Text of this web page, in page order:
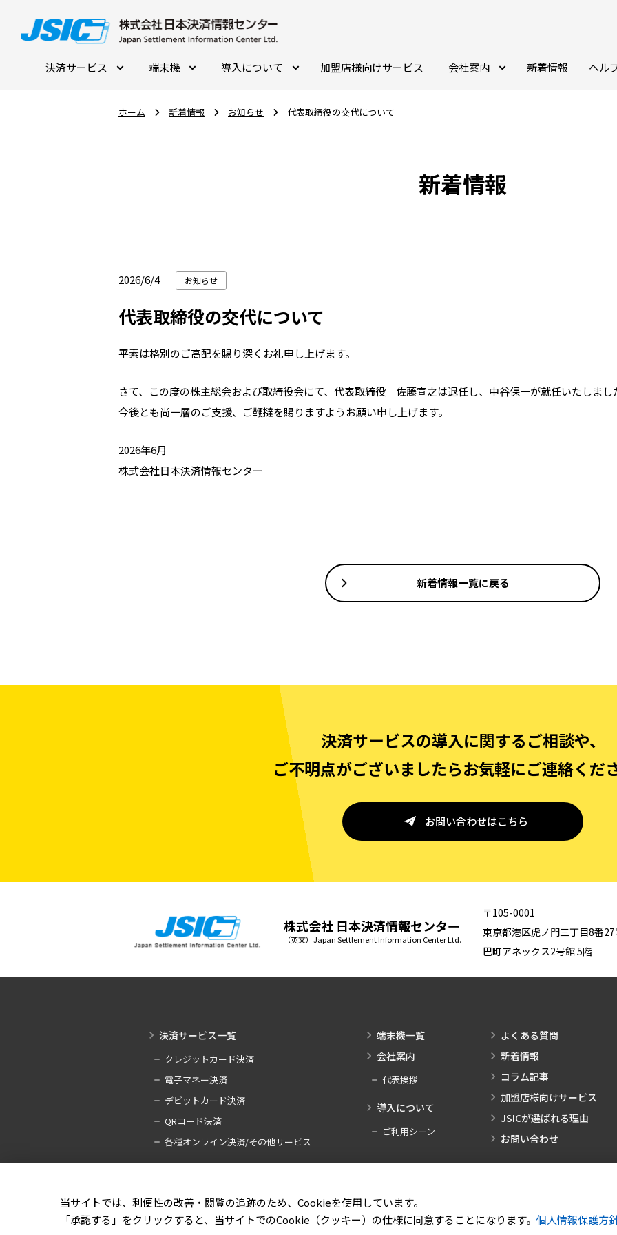
決済サービス 端末機 導入について 加盟店様向けサービス 会社案内 新着情報 ヘル
ホーム 新着情報 お知らせ 代表取締役の交代について
新着情報
2026/6/4 お知らせ
代表取締役の交代について
平素は格別のご高配を賜り深くお礼申し上げます。
さて、この度の株主総会および取締役会にて、代表取締役 佐藤宣之は退任し、中谷保一が就任いたしまし
今後とも尚一層のご支援、ご鞭撻を賜りますようお願い申し上げます。
2026年6月
株式会社日本決済情報センター
新着情報一覧に戻る
決済サービスの導入に関するご相談や、
ご不明点がございましたらお気軽にご連絡くだ
お問い合わせはこちら
株式会社 日本決済情報センター
（英文）Japan Settlement Information Center Ltd.
〒105-0001
東京都港区虎ノ門三丁目8番27
巴町アネックス2号館 5階
決済サービス一覧
クレジットカード決済
電子マネー決済
デビットカード決済
QRコード決済
各種オンライン決済/その他サービス
端末機一覧
会社案内
代表挨拶
導入について
ご利用シーン
よくある質問
新着情報
コラム記事
加盟店様向けサービス
JSICが選ばれる理由
お問い合わせ
当サイトでは、利便性の改善・閲覧の追跡のため、Cookieを使用しています。
「承認する」をクリックすると、当サイトでのCookie（クッキー）の仕様に同意することになります。 個人情報保護方